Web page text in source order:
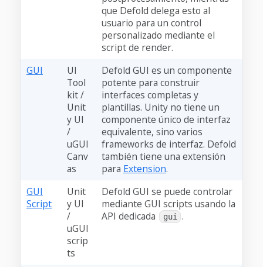
que Defold delega esto al
usuario para un control
personalizado mediante el
script de render.
GUI
UI
Tool
kit /
Unit
y UI
/
uGUI
Canv
as
Defold GUI es un componente
potente para construir
interfaces completas y
plantillas. Unity no tiene un
componente único de interfaz
equivalente, sino varios
frameworks de interfaz. Defold
también tiene una extensión
para Extension.
GUI
Script
Unit
y UI
/
uGUI
scrip
ts
Defold GUI se puede controlar
mediante GUI scripts usando la
API dedicada
gui .